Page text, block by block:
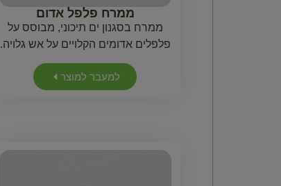
ממרח פלפל אדום
ממרח בסגנון ים תיכוני, מבוסס על
פלפלים אדומים הקלויים על אש גלויה.
למעבר למוצר